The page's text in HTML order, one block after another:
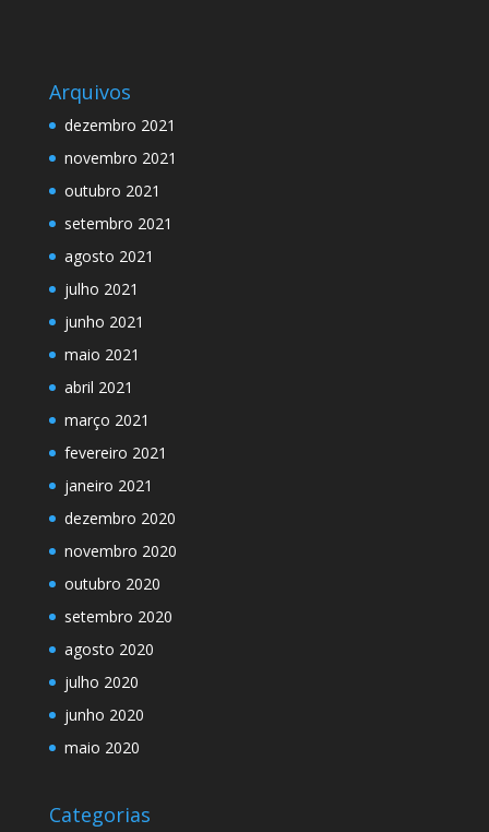
Arquivos
dezembro 2021
novembro 2021
outubro 2021
setembro 2021
agosto 2021
julho 2021
junho 2021
maio 2021
abril 2021
março 2021
fevereiro 2021
janeiro 2021
dezembro 2020
novembro 2020
outubro 2020
setembro 2020
agosto 2020
julho 2020
junho 2020
maio 2020
Categorias